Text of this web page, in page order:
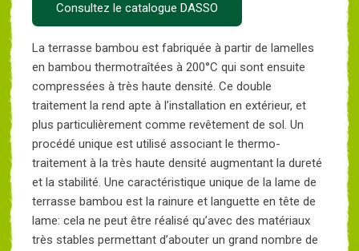
Consultez le catalogue DASSO
La terrasse bambou est fabriquée à partir de lamelles
en bambou thermotraîtées à 200°C qui sont ensuite
compressées à très haute densité. Ce double
traitement la rend apte à l’installation en extérieur, et
plus particulièrement comme revêtement de sol. Un
procédé unique est utilisé associant le thermo-
traitement à la très haute densité augmentant la dureté
et la stabilité. Une caractéristique unique de la lame de
terrasse bambou est la rainure et languette en tête de
lame: cela ne peut être réalisé qu’avec des matériaux
très stables permettant d’abouter un grand nombre de